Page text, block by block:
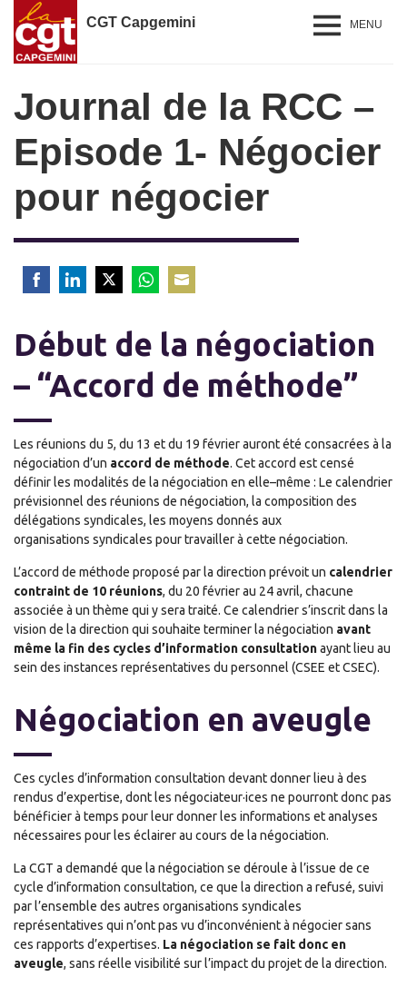
CGT Capgemini MENU
Journal de la RCC –
Episode 1- Négocier
pour négocier
FacebookLinkedInTwitter WhatsApp
Email
Début de la négociation
– “Accord de méthode”
Les réunions du 5, du 13 et du 19 février auront été consacrées à la
négociation d’un accord de méthode. Cet accord est censé
définir les modalités de la négociation en elle–même : Le calendrier
prévisionnel des réunions de négociation, la composition des
délégations syndicales, les moyens donnés aux
organisations syndicales pour travailler à cette négociation.
L’accord de méthode proposé par la direction prévoit un calendrier
contraint de 10 réunions, du 20 février au 24 avril, chacune
associée à un thème qui y sera traité. Ce calendrier s’inscrit dans la
vision de la direction qui souhaite terminer la négociation avant
même la fin des cycles d’information consultationayant lieu au
sein des instances représentatives du personnel (CSEE et CSEC).
Négociation en aveugle
Ces cycles d’information consultation devant donner lieu à des
rendus d’expertise, dont les négociateur·ices ne pourront donc pas
bénéficier à temps pour leur donner les informations et analyses
nécessaires pour les éclairer au cours de la négociation.
La CGT a demandé que la négociation se déroule à l’issue de ce
cycle d’information consultation, ce que la direction a refusé, suivi
par l’ensemble des autres organisations syndicales
représentatives qui n’ont pas vu d’inconvénient à négocier sans
ces rapports d’expertises. La négociation se fait donc en
aveugle, sans réelle visibilité sur l’impact du projet de la direction.